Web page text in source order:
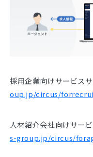
採用企業向けサービスサ
oup.jp/circus/
人材紹介会社向けサービ
s-group.jp/circus/